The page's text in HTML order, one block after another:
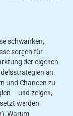
schwanken,
sorgen für
der eigenen
an.
und Chancen zu
– und zeigen,
werden
Warum